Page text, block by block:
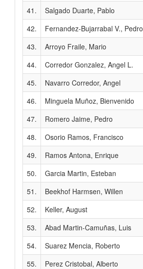
41.
Salgado Duarte, Pablo
42.
Fernandez-Bujarrabal V., Pedro
43.
Arroyo Fraile, Mario
44.
Corredor Gonzalez, Angel L.
45.
Navarro Corredor, Angel
46.
Minguela Muñoz, Bienvenido
47.
Romero Jaime, Pedro
48.
Osorio Ramos, Francisco
49.
Ramos Antona, Enrique
50.
Garcia Martin, Esteban
51.
Beekhof Harmsen, Willen
52.
Keller, August
53.
Abad Martin-Camuñas, Luis
54.
Suarez Mencia, Roberto
55.
Perez Cristobal, Alberto